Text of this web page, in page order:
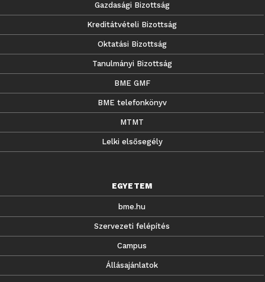
Gazdasági Bizottság
Kreditátvételi Bizottság
Oktatási Bizottság
Tanulmányi Bizottság
BME GMF
BME telefonkönyv
MTMT
Lelki elsősegély
EGYETEM
bme.hu
Szervezeti felépítés
Campus
Állásajánlatok